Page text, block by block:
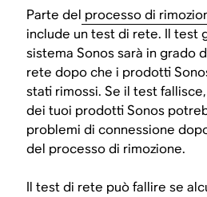
Parte del processo di
include un test di rete. Il test
sistema Sonos sarà in grado
rete dopo che i prodotti
stati rimossi. Se il test
dei tuoi prodotti Sonos
problemi di connessione
del processo di rimozione.
Il test di rete può fallire se